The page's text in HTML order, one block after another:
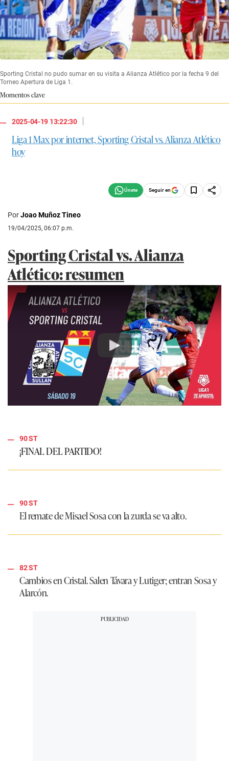
Sporting Cristal no pudo sumar en su visita a Alianza Atlético por la fecha 9 del
Torneo Apertura de Liga 1.
Momentos clave
2025-04-19 13:22:30
|
Liga 1 Max por internet, Sporting Cristal vs. Alianza Atlético
hoy
Seguir en
PorJoao Muñoz Tineo
19/04/2025, 06:07 p.m.
Sporting Cristal vs. Alianza
Atlético: resumen
Play
90 ST
¡FINAL DEL PARTIDO!
90 ST
El remate de Misael Sosa con la zurda se va alto.
82 ST
Cambios en Cristal. Salen Távara y Lutiger; entran Sosa y
Alarcón.